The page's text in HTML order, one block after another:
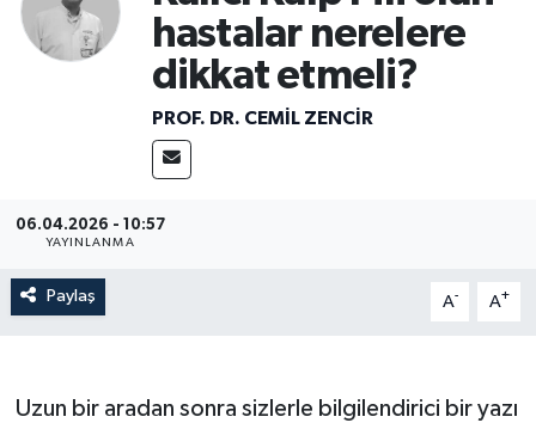
hastalar nerelere
dikkat etmeli?
PROF. DR. CEMIL ZENCIR
06.04.2026 - 10:57
YAYINLANMA
Paylaş A- A+
Uzun bir aradan sonra sizlerle bilgilendirici bir yazı
Tüm Manşetler
Son Dakika Haberleri
Haber Arşivi